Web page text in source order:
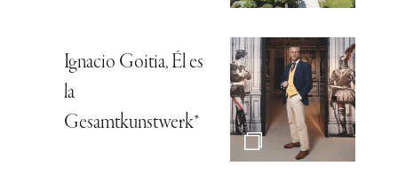
Ignacio Goitia, Él es
la
Gesamtkunstwerk*